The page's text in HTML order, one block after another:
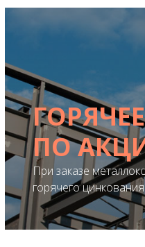
ПО
При заказе
горячегоПОЛУЧИТЬ